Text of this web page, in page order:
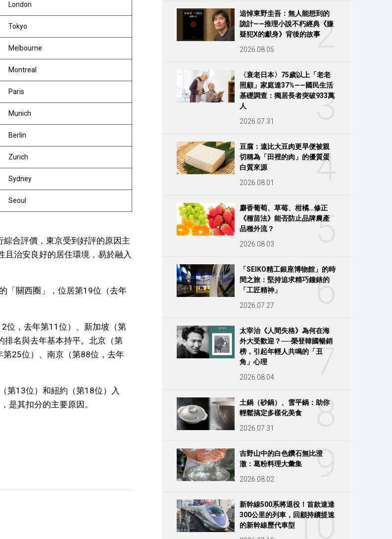
London
Tokyo
Melbourne
Montreal
Paris
Munich
Berlin
Zurich
Sydney
Seoul
合評價，東京受到好評的原因主
治安良好的居住環境，易於融入
「關西圈」，位居第19位（去年
位，去年第11位）、新加坡（第
名與去年基本持平。北京（第
25位）、南京（第88位，去年
第13位）和紐約（第18位）入
是其扣分的主要原因。
2
追悼東野圭吾：無人能想到的
詭計——推理小說不朽經典《嫌
疑犯X的獻身》背後的故事
2026.08.05
3
〈衰老日本〉75歲以上「老老
照顧」家庭達37%——國民生活
基礎調查：獨居長者突破933萬
人
2026.07.31
4
豆腐：遠比大豆肉更早便被親
切稱為「田裡的肉」的優質蛋
白質來源
2026.08.01
5
麝香葡萄、草莓、柑橘…修正
《種苗法》能否防止品牌農產
品種外流？
2026.08.03
6
「SEIKO精工銀座博物館」的時
間之旅：堅持追求精巧鐘錶的
「工匠精神」
2026.07.27
7
太宰治《人間失格》為何在海
外大受歡迎？──榮登韓國暢銷
榜，引起年輕人共鳴的「丑
角」心理
2026.08.04
8
土鍋（砂鍋）、雪平鍋：助你
輕鬆搞定多樣化美食
2026.07.31
9
吉野山中的白色鑽石無比澄
澈：葛粉料理大彙集
2026.08.02
10
新幹線500系將退役！首款速達
300公里的列車，回顧持續提速
的新幹線歷代車型